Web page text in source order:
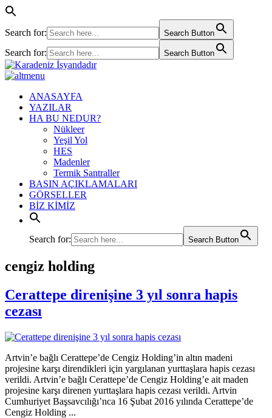
Search for: Search Button
Search for: Search Button
ANASAYFA
YAZILAR
HA BU NEDUR?
Nükleer
Yeşil Yol
HES
Madenler
Termik Santraller
BASIN AÇIKLAMALARI
GÖRSELLER
BİZ KİMİZ
Search for: Search Button
cengiz holding
Cerattepe direnişine 3 yıl sonra hapis
cezası
Artvin’e bağlı Cerattepe’de Cengiz Holding’in altın madeni
projesine karşı direndikleri için yargılanan yurttaşlara hapis cezası
verildi. Artvin’e bağlı Cerattepe’de Cengiz Holding’e ait maden
projesine karşı direnen yurttaşlara hapis cezası verildi. Artvin
Cumhuriyet Başsavcılığı’nca 16 Şubat 2016 yılında Cerattepe’de
Cengiz Holding ...